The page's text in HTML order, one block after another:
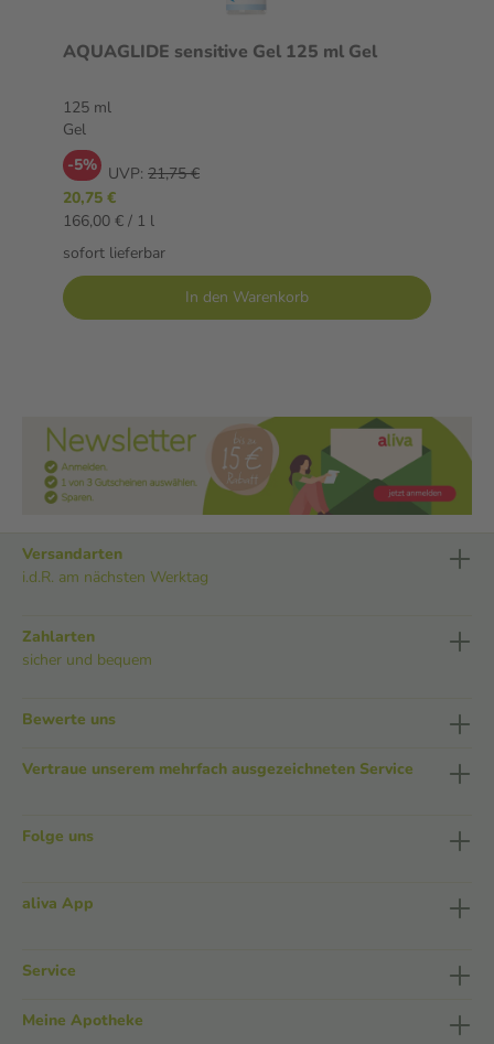
AQUAGLIDE sensitive Gel 125 ml Gel
125 ml
Gel
-5% UVP: 21,75 €
20,75 €
166,00 € / 1 l
sofort lieferbar
In den Warenkorb
Versandarten
i.d.R. am nächsten Werktag
Zahlarten
sicher und bequem
Bewerte uns
Vertraue unserem mehrfach ausgezeichneten Service
Folge uns
aliva App
Service
Meine Apotheke